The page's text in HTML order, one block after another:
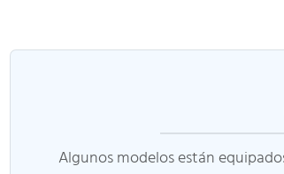
Algunos modelos están